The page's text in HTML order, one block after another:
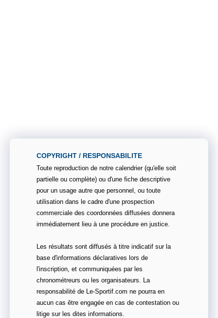
COPYRIGHT / RESPONSABILITE
Toute reproduction de notre calendrier (qu'elle soit
partielle ou complète) ou d'une fiche descriptive
pour un usage autre que personnel, ou toute
utilisation dans le cadre d'une prospection
commerciale des coordonnées diffusées donnera
immédiatement lieu à une procédure en justice.
Les résultats sont diffusés à titre indicatif sur la
base d'informations déclaratives lors de
l'inscription, et communiquées par les
chronométreurs ou les organisateurs. La
responsabilité de Le-Sportif.com ne pourra en
aucun cas être engagée en cas de contestation ou
litige sur les dites informations.